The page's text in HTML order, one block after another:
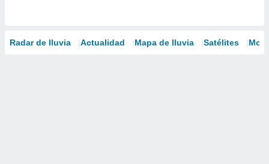
Radar de lluvia Actualidad Mapa de lluvia Satélites